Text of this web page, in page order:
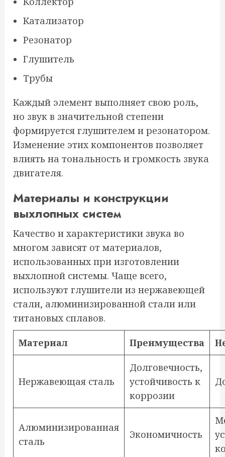
Катализатор
Резонатор
Глушитель
Трубы
Каждый элемент выполняет свою роль,
но звук в значительной степени
формируется глушителем и резонатором.
Изменение этих компонентов позволяет
влиять на тональность и громкость звука
двигателя.
Материалы и конструкции
выхлопных систем
Качество и характеристики звука во
многом зависят от материалов,
использованных при изготовлении
выхлопной системы. Чаще всего,
используют глушители из нержавеющей
стали, алюминизированной стали или
титановых сплавов.
Материал Преимущества
Нержавеющая сталь
Долговечность,
устойчивость к
коррозии
Алюминизированная
сталь
Экономичность